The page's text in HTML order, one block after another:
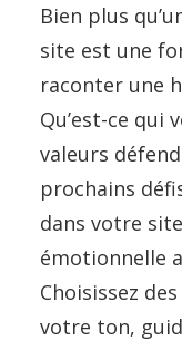
Bien plus
site est une
raconter une
Qu’est-ce qui
valeurs
prochains
dans votre
émotionnelle
Choisissez
votre ton,